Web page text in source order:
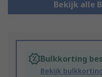
Bekijk alle
Bulkkorting
Bekijk